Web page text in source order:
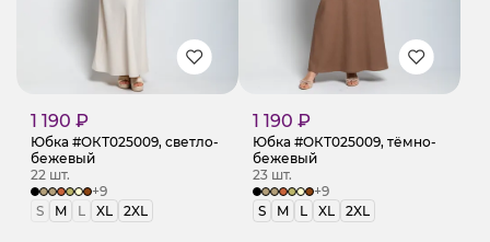
1 190 ₽
Юбка #ОКТ025009, светло-
бежевый
22 шт.
+9
S
M L XL 2XL
1 190 ₽
Юбка #ОКТ025009, тёмно-
бежевый
23 шт.
+9
S
M L XL 2XL